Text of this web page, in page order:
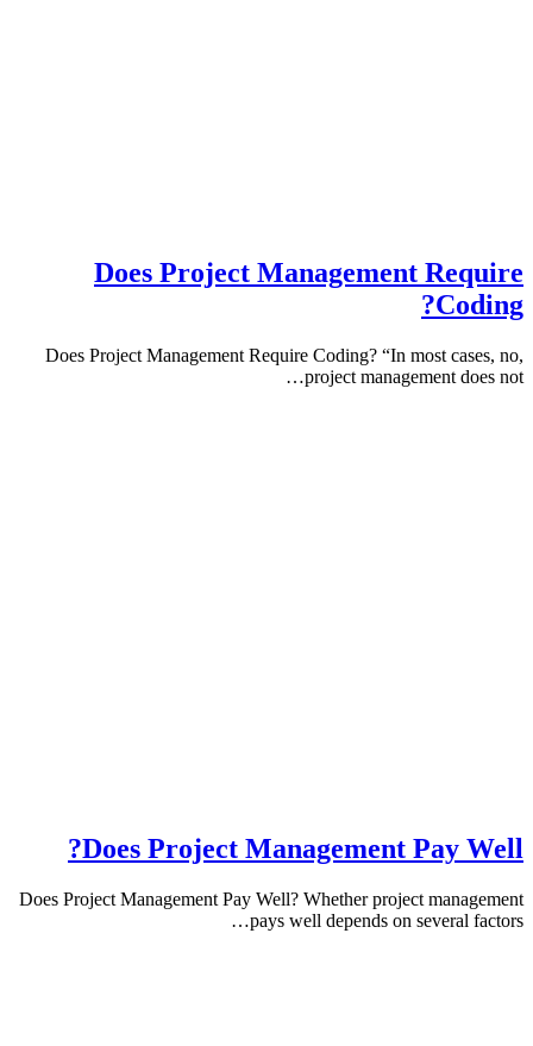
Does Project Management
Does Project Management Require Coding? “In most
project management
Does Project Management Pay
Does Project Management Pay Well? Whether project
pays well depends on